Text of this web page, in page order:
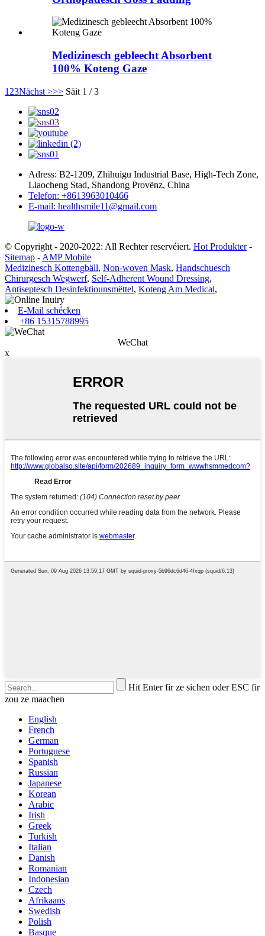
Medizinesch gebleecht Absorbent
100% Koteng Gaze
1 23Nächst >>> Säit 1 / 3
Adress: B2-1209, Zhihuigu Industrial Base, High-Tech Zone,
Liaocheng Stad, Shandong Provënz, China
Telefon: +8613963010466
E-mail: healthsmile11@gmail.com
© Copyright - 2020-2022: All Rechter reservéiert. Hot Produkter-
Sitemap - AMP Mobile
Medizinesch Kottengbäll, Non-woven Mask, Handschuesch
Chirurgesch Wegwerf, Self-Adherent Wound Dressing,
Antiseptesch Desinfektiounsmëttel, Koteng Am Medical,
E-Mail schécken
+86 15315788995
WeChat
x
Hit Enter fir ze sichen oder ESC fir
zou ze maachen
English
French
German
Portuguese
Spanish
Russian
Japanese
Korean
Arabic
Irish
Greek
Turkish
Italian
Danish
Romanian
Indonesian
Czech
Afrikaans
Swedish
Polish
Basque